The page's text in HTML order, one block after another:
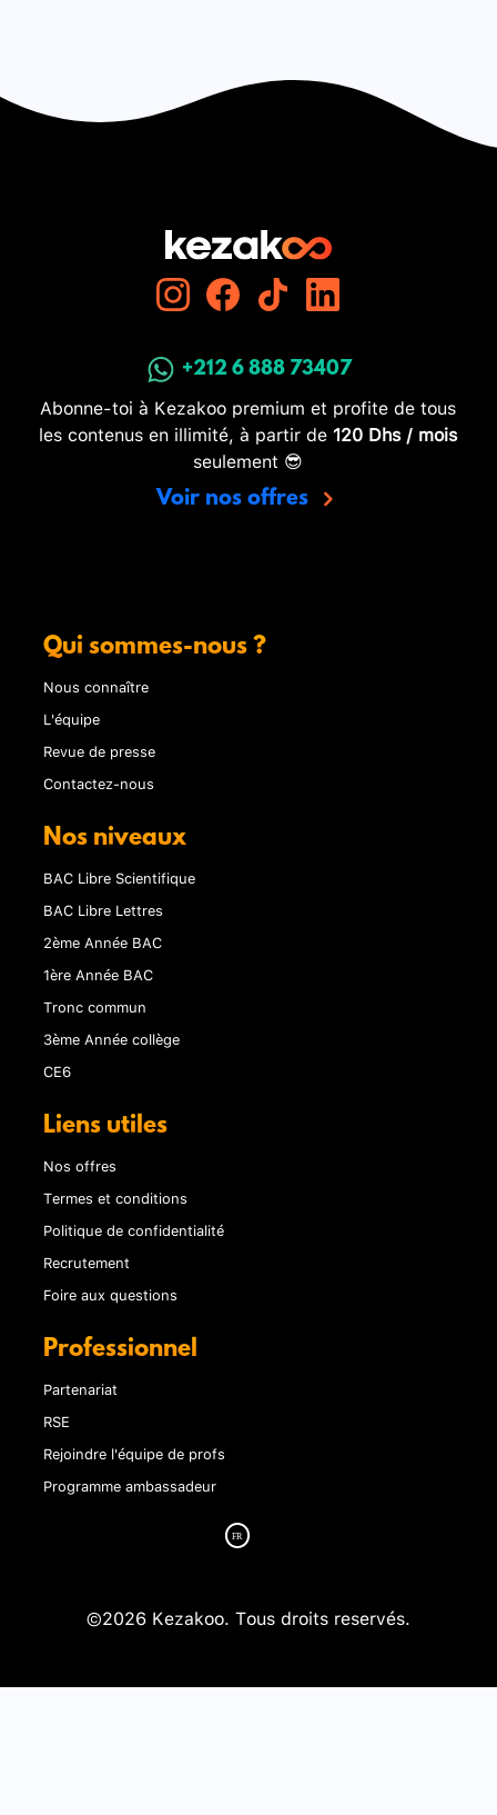
+212 6 888 73407
Abonne-toi à Kezakoo premium et profite de tous
les contenus en illimité, à partir de 120 Dhs / mois
seulement 😎
Voir nos offres
Qui sommes-nous ?
Nous connaître
L'équipe
Revue de presse
Contactez-nous
Nos niveaux
BAC Libre Scientifique
BAC Libre Lettres
2ème Année BAC
1ère Année BAC
Tronc commun
3ème Année collège
CE6
Liens utiles
Nos offres
Termes et conditions
Politique de confidentialité
Recrutement
Foire aux questions
Professionnel
Partenariat
RSE
Rejoindre l'équipe de profs
Programme ambassadeur
©2026 Kezakoo. Tous droits reservés.